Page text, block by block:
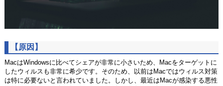
【原因】
MacはWindowsに比べてシェアが非常に小さいため、Macをターゲットに
したウィルスも非常に希少です。そのため、以前はMacではウィルス対策
は特に必要ないと言われていました。しかし、最近はMacが感染する悪性